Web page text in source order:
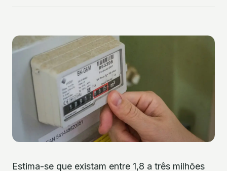
Estima-se que existam entre 1,8 a três milhões